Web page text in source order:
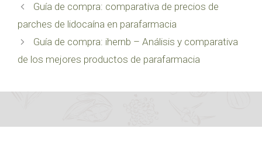
Guía de compra: comparativa de precios de
parches de lidocaína en parafarmacia
Guía de compra: ihernb – Análisis y comparativa
de los mejores productos de parafarmacia